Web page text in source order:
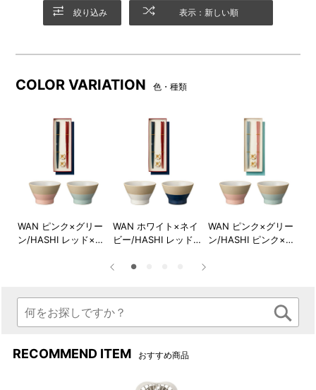
レッド×ネイビー レッド×ネイビー/パッケージ
ピンク×ブルー ピンク×ブルー/パッケージ
絞り込み 表示：新しい順
COLOR VARIATION 色・種類
WAN ピンク×グリー
ン/HASHI レッド×ネ
WAN ホワイト×ネイ
ビー/HASHI レッド×
WAN ピンク×グリー
ン/HASHI ピンク×ブ
RECOMMEND ITEM おすすめ商品